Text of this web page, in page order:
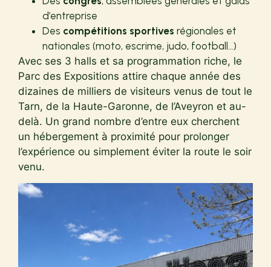
d’entreprise
Des compétitions sportives régionales et
nationales (moto, escrime, judo, football…)
Avec ses 3 halls et sa programmation riche, le
Parc des Expositions attire chaque année des
dizaines de milliers de visiteurs venus de tout le
Tarn, de la Haute-Garonne, de l’Aveyron et au-
delà. Un grand nombre d’entre eux cherchent
un hébergement à proximité pour prolonger
l’expérience ou simplement éviter la route le soir
venu.